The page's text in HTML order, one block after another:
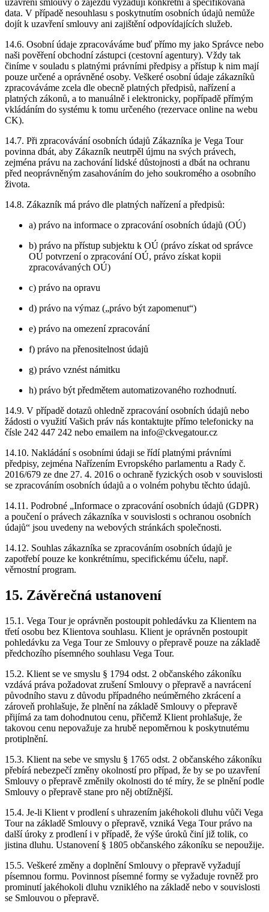
uzavření smlouvy o zájezdu vyžadují konkrétní a specifikovaná
data. V případě nesouhlasu s poskytnutím osobních údajů nemůže
dojít k uzavření smlouvy ani zajištění odpovídajících služeb.
14.6. Osobní údaje zpracováváme buď přímo my jako Správce nebo
naši pověření obchodní zástupci (cestovní agentury). Vždy tak
činíme v souladu s platnými právními předpisy a přístup k nim mají
pouze určené a oprávněné osoby. Veškeré osobní údaje zákazníků
zpracováváme zcela dle obecně platných předpisů, nařízení a
platných zákonů, a to manuálně i elektronicky, popřípadě přímým
vkládáním do systému k tomu určeného (rezervace online na webu
CK).
14.7. Při zpracovávání osobních údajů Zákazníka je Vega Tour
povinna dbát, aby Zákazník neutrpěl újmu na svých právech,
zejména právu na zachování lidské důstojnosti a dbát na ochranu
před neoprávněným zasahováním do jeho soukromého a osobního
života.
14.8. Zákazník má právo dle platných nařízení a předpisů:
a) právo na informace o zpracování osobních údajů (OÚ)
b) právo na přístup subjektu k OÚ (právo získat od správce
OÚ potvrzení o zpracování OÚ, právo získat kopii
zpracovávaných OÚ)
c) právo na opravu
d) právo na výmaz („právo být zapomenut“)
e) právo na omezení zpracování
f) právo na přenositelnost údajů
g) právo vznést námitku
h) právo být předmětem automatizovaného rozhodnutí.
14.9. V případě dotazů ohledně zpracování osobních údajů nebo
žádosti o využití Vašich práv nás kontaktujte přímo telefonicky na
čísle 242 447 242 nebo emailem na info@ckvegatour.cz
14.10. Nakládání s osobními údaji se řídí platnými právními
předpisy, zejména Nařízením Evropského parlamentu a Rady č.
2016/679 ze dne 27. 4. 2016 o ochraně fyzických osob v souvislosti
se zpracováním osobních údajů a o volném pohybu těchto údajů.
14.11. Podrobné „Informace o zpracování osobních údajů (GDPR)
a poučení o právech zákazníka v souvislosti s ochranou osobních
údajů“ jsou uvedeny na webových stránkách společnosti.
14.12. Souhlas zákazníka se zpracováním osobních údajů je
zapotřebí pouze ke konkrétnímu, specifickému účelu, např.
věrnostní program.
15. Závěrečná ustanovení
15.1. Vega Tour je oprávněn postoupit pohledávku za Klientem na
třetí osobu bez Klientova souhlasu. Klient je oprávněn postoupit
pohledávku za Vega Tour ze Smlouvy o přepravě pouze na základě
předchozího písemného souhlasu Vega Tour.
15.2. Klient se ve smyslu § 1794 odst. 2 občanského zákoníku
vzdává práva požadovat zrušení Smlouvy o přepravě a navrácení
původního stavu z důvodu případného neúměrného zkrácení a
zároveň prohlašuje, že plnění na základě Smlouvy o přepravě
přijímá za tam dohodnutou cenu, přičemž Klient prohlašuje, že
takovou cenu nepovažuje za hrubě nepoměrnou k poskytnutému
protiplnění.
15.3. Klient na sebe ve smyslu § 1765 odst. 2 občanského zákoníku
přebírá nebezpečí změny okolností pro případ, že by se po uzavření
Smlouvy o přepravě změnily okolnosti do té míry, že se plnění podle
Smlouvy o přepravě stane pro něj obtížnější.
15.4. Je-li Klient v prodlení s uhrazením jakéhokoli dluhu vůči Vega
Tour na základě Smlouvy o přepravě, vzniká Vega Tour právo na
další úroky z prodlení i v případě, že výše úroků činí již tolik, co
jistina dluhu. Ustanovení § 1805 občanského zákoníku se nepoužije.
15.5. Veškeré změny a doplnění Smlouvy o přepravě vyžadují
písemnou formu. Povinnost písemné formy se vyžaduje rovněž pro
prominutí jakéhokoli dluhu vzniklého na základě nebo v souvislosti
se Smlouvou o přepravě.